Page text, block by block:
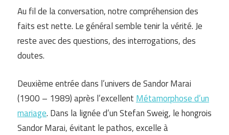
Au fil de la conversation, notre compréhension des
faits est nette. Le général semble tenir la vérité. Je
reste avec des questions, des interrogations, des
doutes.
Deuxième entrée dans l’univers de Sandor Marai
(1900 – 1989) après l’excellent Métamorphose d’un
mariage. Dans la lignée d’un Stefan Sweig, le hongrois
Sandor Marai, évitant le pathos, excelle à